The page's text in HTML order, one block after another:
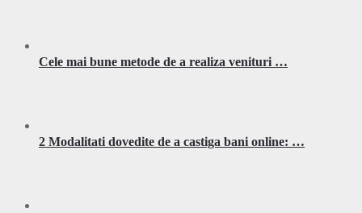
Cele mai bune metode de a realiza venituri …
2 Modalitati dovedite de a castiga bani online: …